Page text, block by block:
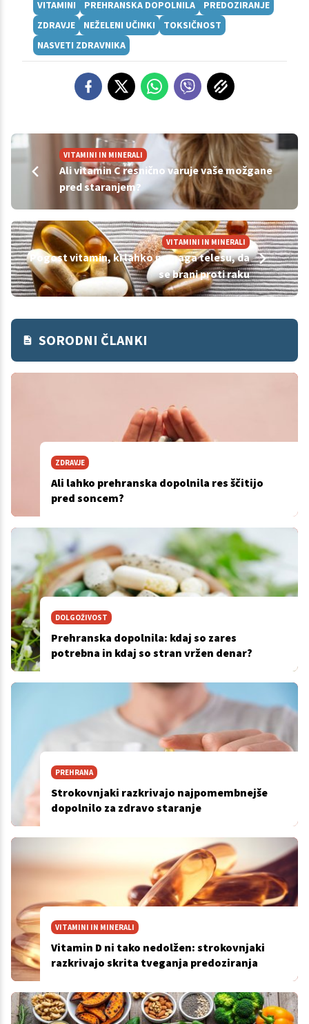
VITAMINI PREHRANSKA DOPOLNILA
PREDOZIRANJE
ZDRAVJE
NEŽELENI UČINKI
TOKSIČNOST
NASVETI ZDRAVNIKA
VITAMINI IN MINERALI
Ali vitamin C resnično varuje vaše možgane
pred staranjem?
VITAMINI IN MINERALI
Pogost vitamin, ki lahko pomaga telesu, da
se brani proti raku
SORODNI ČLANKI
ZDRAVJE
Ali lahko prehranska dopolnila res ščitijo
pred soncem?
DOLGOŽIVOST
Prehranska dopolnila: kdaj so zares
potrebna in kdaj so stran vržen denar?
PREHRANA
Strokovnjaki razkrivajo najpomembnejše
dopolnilo za zdravo staranje
VITAMINI IN MINERALI
Vitamin D ni tako nedolžen: strokovnjaki
razkrivajo skrita tveganja predoziranja